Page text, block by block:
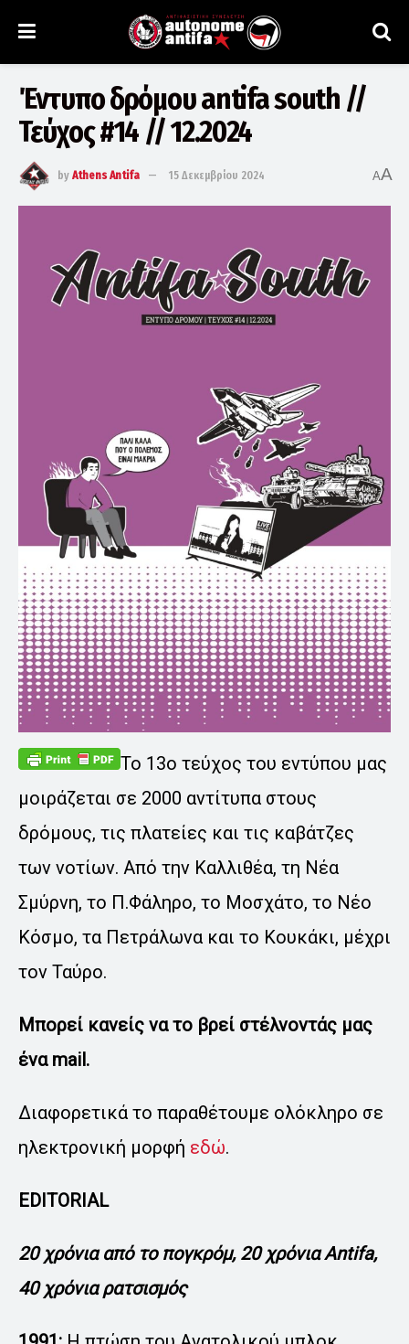
Έντυπο δρόμου antifa south //
Τεύχος #14 // 12.2024
by Athens Antifa 15 Δεκεμβρίου 2024 AA
Το 13ο τεύχος του εντύπου μας
μοιράζεται σε 2000 αντίτυπα στους
δρόμους, τις πλατείες και τις καβάτζες
των νοτίων. Από την Καλλιθέα, τη Νέα
Σμύρνη, το Π.Φάληρο, το Μοσχάτο, το Nέο
Kόσμο, τα Πετράλωνα και το Κουκάκι, μέχρι
τον Ταύρο.
Μπορεί κανείς να το βρεί στέλνοντάς μας
ένα mail.
Διαφορετικά το παραθέτουμε ολόκληρο σε
ηλεκτρονική μορφή εδώ.
EDITORIAL
20 χρόνια από το πογκρόμ, 20 χρόνια Antifa,
40 χρόνια ρατσισμός